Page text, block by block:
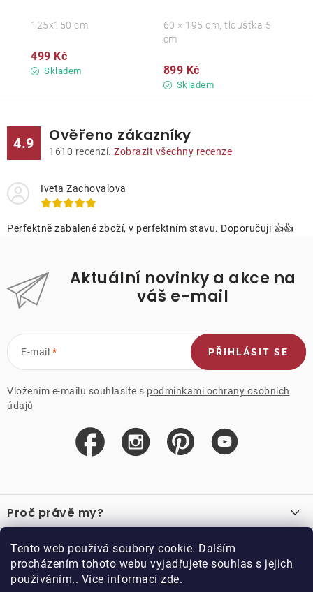
Tento web používá soubory cookie. Dalším
procházením tohoto webu vyjadřujete souhlas s jejich
používáním.. Více informací zde.
Skladem
499 Kč
125x150 cm
Skladem
899 Kč
60 × 195 cm, tloušťka 5
cm
4.9 Ověřeno zákazníky
1610 recenzí. Zobrazit všechny recenze
Iveta Zachovalova
Perfektně zabalené zboží, v perfektním stavu. Doporučuji 👍👍
Aktuální novinky a akce na
váš e-mail
E-mail
Vložením e-mailu souhlasíte s podmínkami ochrany osobních
údajů
PŘIHLÁSIT SE
á
p
a
Proč právě my?
Recenze
Důležité odkazy
Velkoobchod
Vzorková prodejna
O nákupu